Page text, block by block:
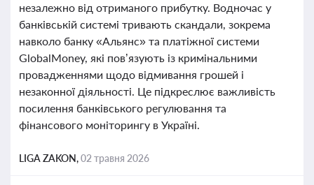
незалежно від отриманого прибутку. Водночас у
банківській системі тривають скандали, зокрема
навколо банку «Альянс» та платіжної системи
GlobalMoney, які пов’язують із кримінальними
провадженнями щодо відмивання грошей і
незаконної діяльності. Це підкреслює важливість
посилення банківського регулювання та
фінансового моніторингу в Україні.
LIGA ZAKON,02 травня 2026